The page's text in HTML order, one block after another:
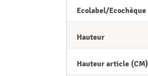
Ecolabel/Ecochèque
Hauteur
Hauteur article (CM)